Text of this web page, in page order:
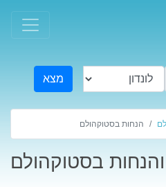
מצא
הנחות בסטוקהולם
בסטוקהולם